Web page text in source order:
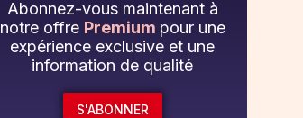
Abonnez-vous maintenant à
notre offre Premium pour une
expérience exclusive et une
information de qualité
S'ABONNER